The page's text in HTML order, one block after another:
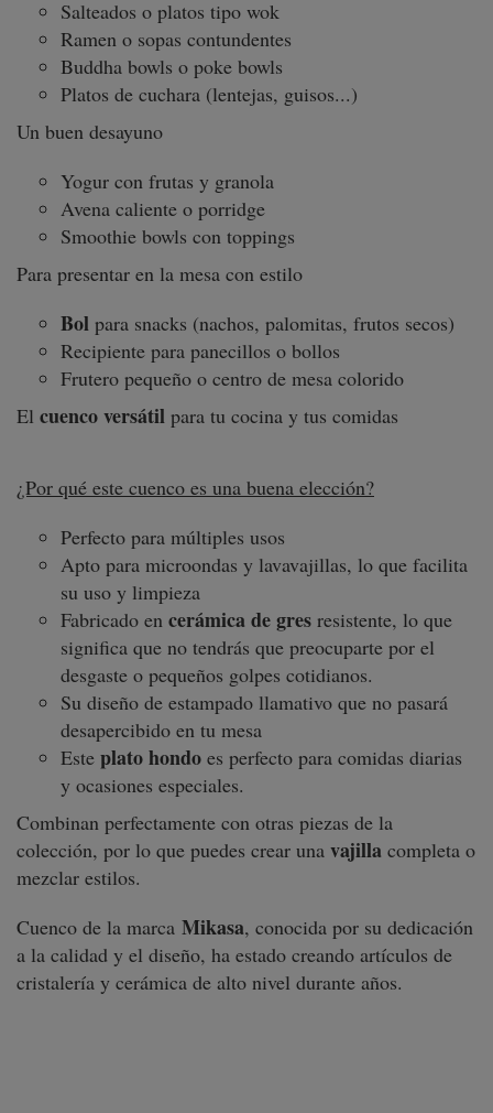
Salteados o platos tipo wok
Ramen o sopas contundentes
Buddha bowls o poke bowls
Platos de cuchara (lentejas, guisos...)
Un buen desayuno
Yogur con frutas y granola
Avena caliente o porridge
Smoothie bowls con toppings
Para presentar en la mesa con estilo
Bol para snacks (nachos, palomitas, frutos secos)
Recipiente para panecillos o bollos
Frutero pequeño o centro de mesa colorido
El cuenco versátil para tu cocina y tus comidas
¿Por qué este cuenco es una buena elección?
Perfecto para múltiples usos
Apto para microondas y lavavajillas, lo que facilita
su uso y limpieza
Fabricado en cerámica de gres resistente, lo que
significa que no tendrás que preocuparte por el
desgaste o pequeños golpes cotidianos.
Su diseño de estampado llamativo que no pasará
desapercibido en tu mesa
Este plato hondo es perfecto para comidas diarias
y ocasiones especiales.
Combinan perfectamente con otras piezas de la
colección, por lo que puedes crear una vajilla completa o
mezclar estilos.
Cuenco de la marca Mikasa, conocida por su dedicación
a la calidad y el diseño, ha estado creando artículos de
cristalería y cerámica de alto nivel durante años.